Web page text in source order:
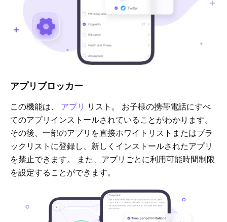
アプリブロッカー
この機能は、 アプリ リスト。 お子様の携帯電話にすべ
てのアプリインストールされていることがわかります。
その後、一部のアプリを直接ホワイトリストまたはブラ
ックリストに登録し、新しくインストールされたアプリ
を禁止できます。 また、アプリごとに利用可能時間制限
を設定することができます。